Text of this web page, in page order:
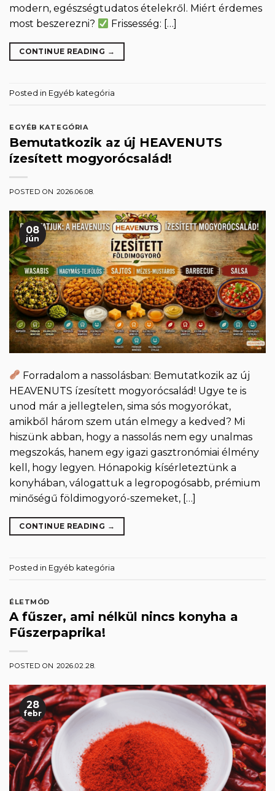
modern, egészségtudatos ételekről. Miért érdemes
most beszerezni?
Frissesség: […]
CONTINUE READING →
Posted in Egyéb kategória
EGYÉB KATEGÓRIA
Bemutatkozik az új HEAVENUTS
ízesített mogyorócsalád!
POSTED ON 2026.06.08.
08
jún
Forradalom a nassolásban: Bemutatkozik az új
HEAVENUTS ízesített mogyorócsalád! Ugye te is
unod már a jellegtelen, sima sós mogyorókat,
amikből három szem után elmegy a kedved? Mi
hiszünk abban, hogy a nassolás nem egy unalmas
megszokás, hanem egy igazi gasztronómiai élmény
kell, hogy legyen. Hónapokig kísérleteztünk a
konyhában, válogattuk a legropogósabb, prémium
minőségű földimogyoró-szemeket, […]
CONTINUE READING →
Posted in Egyéb kategória
ÉLETMÓD
A fűszer, ami nélkül nincs konyha a
Fűszerpaprika!
POSTED ON 2026.02.28.
28
febr